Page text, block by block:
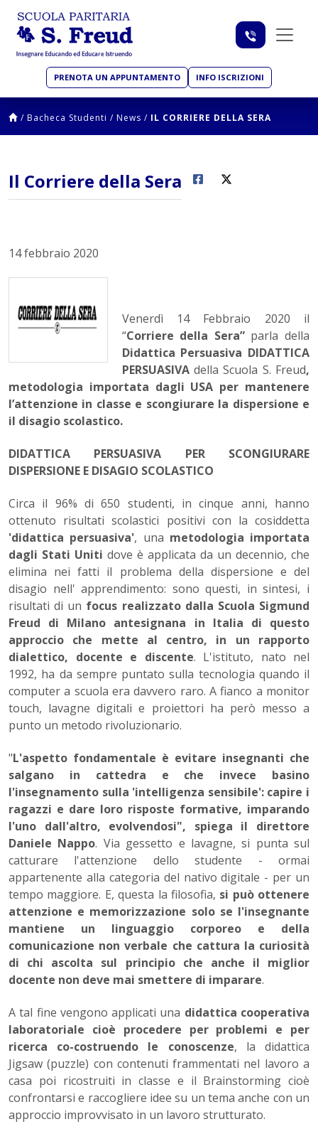
PRENOTA UN APPUNTAMENTO INFO ISCRIZIONI
/ Bacheca Studenti / News / IL CORRIERE DELLA SERA
Il Corriere della Sera
14 febbraio 2020
Venerdì 14 Febbraio 2020 il
“Corriere della Sera”parla della
Didattica Persuasiva DIDATTICA
PERSUASIVA della Scuola S. Freud,
metodologia importata dagli USA per mantenere
l’attenzione in classe e scongiurare la dispersione e
il disagio scolastico.
DIDATTICA PERSUASIVA PER SCONGIURARE
DISPERSIONE E DISAGIO SCOLASTICO
Circa il 96% di 650 studenti, in cinque anni, hanno
ottenuto risultati scolastici positivi con la cosiddetta
'didattica persuasiva', una metodologia importata
dagli Stati Uniti dove è applicata da un decennio, che
elimina nei fatti il problema della dispersione e del
disagio nell' apprendimento: sono questi, in sintesi, i
risultati di un focus realizzato dalla Scuola Sigmund
Freud di Milano antesignana in Italia di questo
approccio che mette al centro, in un rapporto
dialettico, docente e discente. L'istituto, nato nel
1992, ha da sempre puntato sulla tecnologia quando il
computer a scuola era davvero raro. A fianco a monitor
touch, lavagne digitali e proiettori ha però messo a
punto un metodo rivoluzionario.
"L'aspetto fondamentale è evitare insegnanti che
salgano in cattedra e che invece basino
l'insegnamento sulla 'intelligenza sensibile': capire i
ragazzi e dare loro risposte formative, imparando
l'uno dall'altro, evolvendosi", spiega il direttore
Daniele Nappo. Via gessetto e lavagne, si punta sul
catturare l'attenzione dello studente - ormai
appartenente alla categoria del nativo digitale - per un
tempo maggiore. E, questa la filosofia, si può ottenere
attenzione e memorizzazione solo se l'insegnante
mantiene un linguaggio corporeo e della
comunicazione non verbale che cattura la curiosità
di chi ascolta sul principio che anche il miglior
docente non deve mai smettere di imparare.
A tal fine vengono applicati una didattica cooperativa
laboratoriale cioè procedere per problemi e per
ricerca co-costruendo le conoscenze, la didattica
Jigsaw (puzzle) con contenuti frammentati nel lavoro a
casa poi ricostruiti in classe e il Brainstorming cioè
confrontarsi e raccogliere idee su un tema anche con un
approccio improvvisato in un lavoro strutturato.